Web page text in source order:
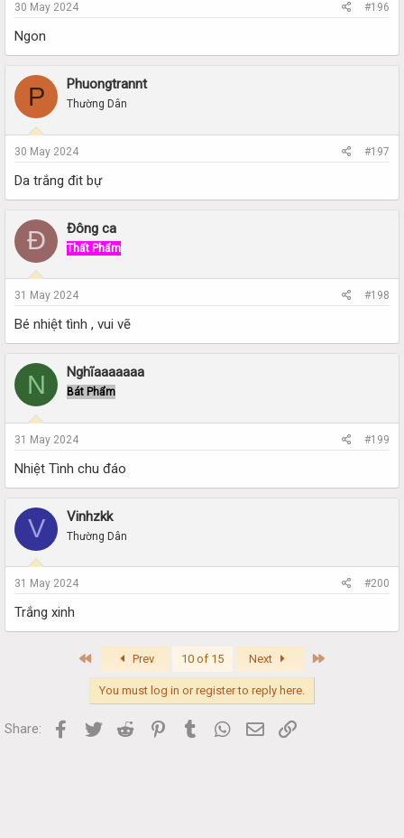
30 May 2024 #196
Ngon
P Phuongtrannt
Thường Dân
30 May 2024 #197
Da trắng đit bự
Đ Đông ca
Thất Phẩm
31 May 2024 #198
Bé nhiệt tình , vui vẽ
N Nghĩaaaaaaa
Bát Phẩm
31 May 2024 #199
Nhiệt Tình chu đáo
V Vinhzkk
Thường Dân
31 May 2024 #200
Trắng xinh
First Prev 10 of 15 Next
You must log in or register to reply here.
Share: Facebook
Twitter Reddit PinterestTumblr WhatsApp
Email